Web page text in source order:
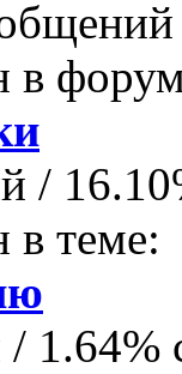
в
/
в теме:
1.64%